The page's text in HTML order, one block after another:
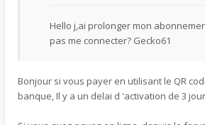
Hello j,ai prolonger mon
pas me connecter? Gecko61
Bonjour si vous payer en utilisant le QR
banque, Il y a un delai d 'activation de 3